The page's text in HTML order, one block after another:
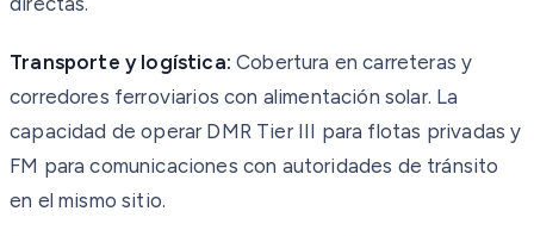
Transporte y logística: Cobertura en carreteras y
corredores ferroviarios con alimentación solar. La
capacidad de operar DMR Tier III para flotas privadas y
FM para comunicaciones con autoridades de tránsito
en el mismo sitio.